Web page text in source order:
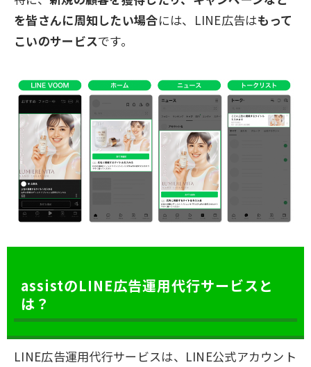
を皆さんに周知したい場合には、LINE広告はもって
こいのサービスです。
assistのLINE広告運用代行サービスと
は？
LINE広告運用代行サービスは、LINE公式アカウント